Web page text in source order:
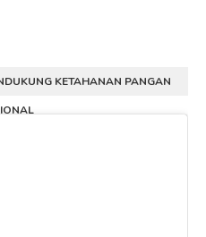
KETAHANAN PANGAN